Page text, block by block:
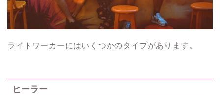
ライトワーカーにはいくつかのタイプがあります。
ヒーラー